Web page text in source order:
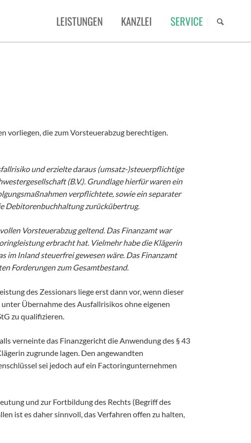
LEISTUNGEN KANZLEI SERVICE
DIGITALISIERUNG
vorliegen, die zum Vorsteuerabzug berechtigen.
und erzielte daraus (umsatz-)steuerpflichtige
(B.V.). Grundlage hierfür waren ein
verpflichtete, sowie ein separater
Debitorenbuchhaltung zurückübertrug.
Vorsteuerabzug geltend. Das Finanzamt war
erbracht hat. Vielmehr habe die Klägerin
im Inland steuerfrei gewesen wäre. Das Finanzamt
Forderungen zum Gesamtbestand.
des Zessionars liege erst dann vor, wenn dieser
Übernahme des Ausfallrisikos ohne eigenen
zu qualifizieren.
verneinte das Finanzgericht die Anwendung des § 43
zugrunde lagen. Den angewandten
sei jedoch auf ein Factoringunternehmen
und zur Fortbildung des Rechts (Begriff des
ist es daher sinnvoll, das Verfahren offen zu halten,